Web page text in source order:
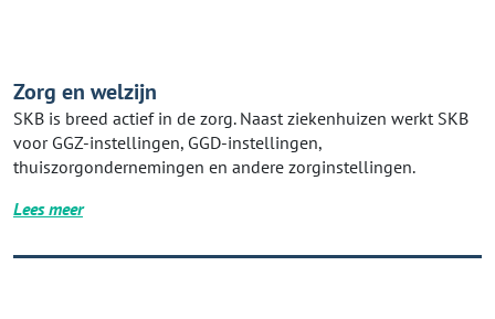
Zorg en welzijn
SKB is breed actief in de zorg. Naast ziekenhuizen werkt SKB
voor GGZ-instellingen, GGD-instellingen,
thuiszorgondernemingen en andere zorginstellingen.
Lees meer